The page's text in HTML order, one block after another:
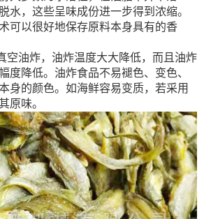
水，这些呈味成份进一步得到浓缩。
可以很好地保存原料本身具有的香
空油炸，油炸温度大大降低，而且油炸
度降低。油炸食品不易褪色、变色、
身的颜色。如海鲜容易变质，若采用
原味。